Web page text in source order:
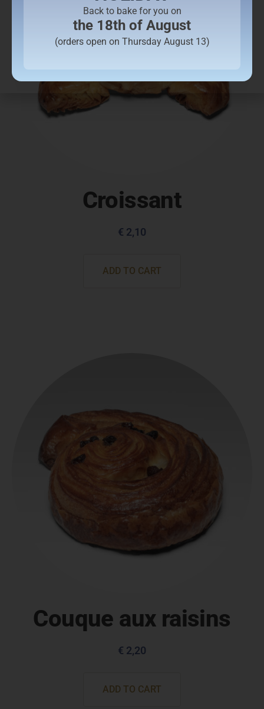
Croissant
€ 2,10
ADD TO CART
Couque aux raisins
€ 2,20
ADD TO CART
Back to bake for you on
the 18th of August
(orders open on Thursday August 13)